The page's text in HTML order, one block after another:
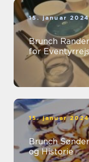
15. januar 2024
Brunch
for
15. januar 2024
Brunch
og Historie